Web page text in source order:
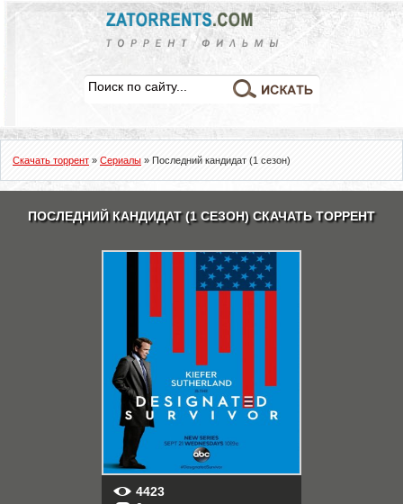
Скачать торрент » Сериалы » Последний кандидат (1 сезон)
ПОСЛЕДНИЙ КАНДИДАТ (1 СЕЗОН) СКАЧАТЬ ТОРРЕНТ
4423